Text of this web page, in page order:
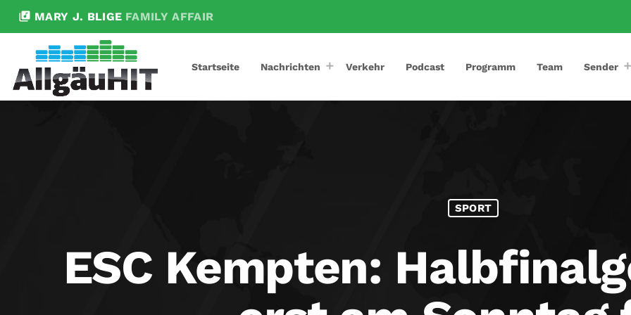
library_music MARY J. BLIGE FAMILY AFFAIR
Startseite Nachrichten Verkehr Podcast Programm Team Sender
SPORT
ESC Kempten: